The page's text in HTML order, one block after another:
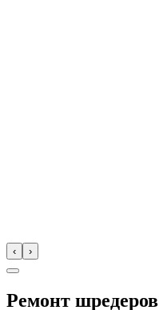
‹ ›
Ремонт шредеров